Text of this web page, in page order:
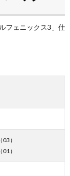
フェニックス3」仕
）
）